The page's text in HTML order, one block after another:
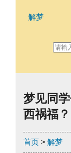
梦见同
西祸福？
首页 > 解梦
解梦